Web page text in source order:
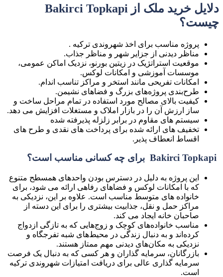
دلایل خرید ملک از Bakirci Topkapi
چیست؟
پروژه مناسب برای اخذ شهروندی ترکیه .
مناظر دیدنی از جزایر شهر و مناظر جذاب.
موقعیت استراتژیک در زیتین بورنو، نزدیک اماکن عمومی،
موسسات آموزشی و امکانات لوکس.
امکانات تفریحی مانند استخر و مراکز تناسب اندام.
طرح‌بندی پروژه‌های بزرگ و فضاهای نشیمن.
کیفیت بالای مصالح مورد استفاده در تمام مراحل ساخت و
ساز ارزش آن را در بازار املاک و مستغلات افزایش می دهد.
سیستم های مقاوم در برابر زلزله پذیرفته شده
تخفیف های ارائه شده برای پرداخت های نقدی و طرح های
اقساط انعطاف پذیر.
این پروژه به دلیل در دسترس بودن واحدهای همسطح متنوع
که با امکانات لوکس و فضاهای رفاهی ارائه می شود، برای
خانواده های متوسط ​​مناسب است. علاوه بر این، نزدیکی به
مراکز حمل و نقل، جذابیت بیشتری را برای این دسته از
صاحبان خانه ایجاد می کند.
مناسب خانواده‌های کوچک و زوج‌هایی که به تازگی ازدواج
کرده‌اند و به دنبال زندگی در محیط‌های شبه تفرجگاه و
نزدیکی به مکان‌های دیدنی مهم ممتاز هستند.
بازرگانان، سرمایه گذاران و هر کسی که به دنبال یک فرصت
سرمایه گذاری عالی برای دریافت امتیازات شهروندی ترکیه
است.